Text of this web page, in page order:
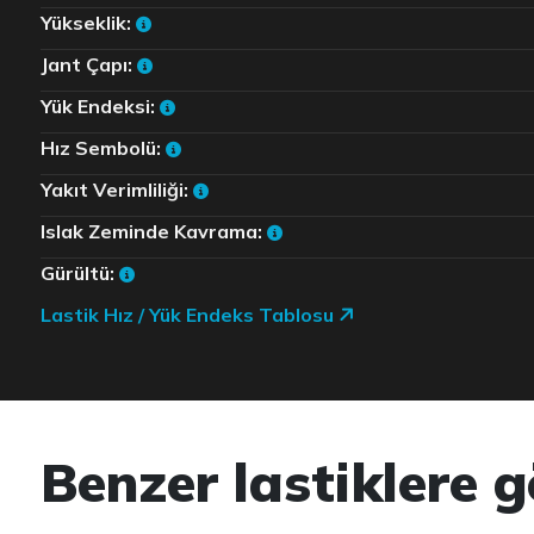
Yükseklik:
Jant Çapı:
Yük Endeksi:
Hız Sembolü:
Yakıt Verimliliği:
Islak Zeminde Kavrama:
Gürültü:
Lastik Hız / Yük Endeks Tablosu
Benzer lastiklere